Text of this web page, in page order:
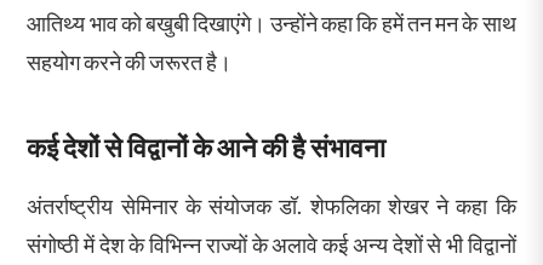
आतिथ्य भाव को बखुबी दिखाएंगे। उन्होंने कहा कि हमें तन मन के साथ
सहयोग करने की जरूरत है।
कई देशों से विद्वानों के आने की है संभावना
अंतर्राष्ट्रीय सेमिनार के संयोजक डॉ. शेफलिका शेखर ने कहा कि
संगोष्ठी में देश के विभिन्न राज्यों के अलावे कई अन्य देशों से भी विद्वानों